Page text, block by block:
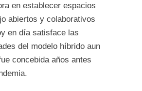
en establecer espacios
abiertos y colaborativos
en día satisface las
del modelo híbrido aun
concebida años antes